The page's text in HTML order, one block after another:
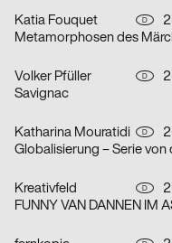
Katia Fouquet D
Volker Pfüller D
Savignac
Katharina Mouratidi D
Kreativfeld D